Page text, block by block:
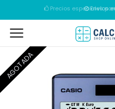
Envíos
AGOTADA